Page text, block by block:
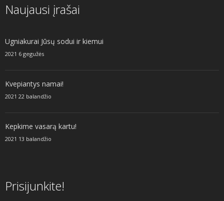
Naujausi įrašai
Ugniakurai Jūsų sodui ir kiemui
2021 6 gegužės
Kvepiantys namai!
2021 22 balandžio
Kepkime vasarą kartu!
2021 13 balandžio
Prisijunkite!